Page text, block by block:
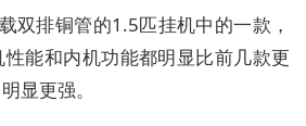
双排铜管的1.5匹挂机中的一款，
能和内机功能都明显比前几款更
显更强。